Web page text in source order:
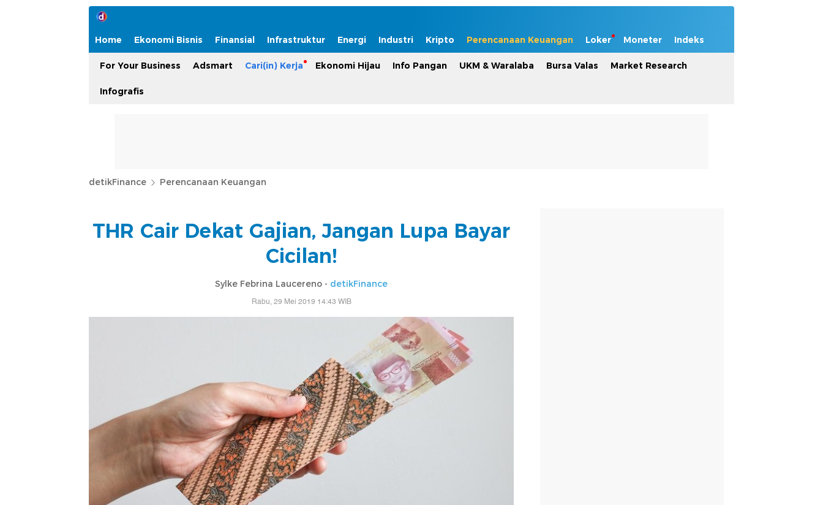
Home Ekonomi Bisnis Finansial Infrastruktur Energi Industri Kripto Perencanaan Keuangan Loker Moneter Indeks
For Your Business Adsmart Cari(in) Kerja Ekonomi Hijau Info Pangan UKM & Waralaba Bursa Valas Market Research
Infografis
detikFinance Perencanaan Keuangan
THR Cair Dekat Gajian, Jangan Lupa Bayar
Cicilan!
Sylke Febrina Laucereno - detikFinance
Rabu, 29 Mei 2019 14:43 WIB